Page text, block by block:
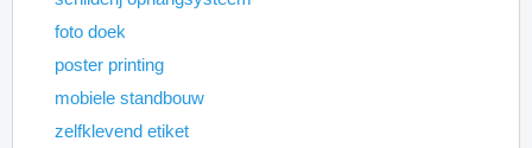
foto doek
poster printing
mobiele standbouw
zelfklevend etiket